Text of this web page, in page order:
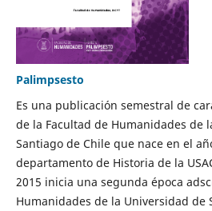
Palimpsesto
Es una publicación semestral de
de la Facultad de Humanidades de
Santiago de Chile que nace en el
departamento de Historia de la
2015 inicia una segunda época
Humanidades de la Universidad de